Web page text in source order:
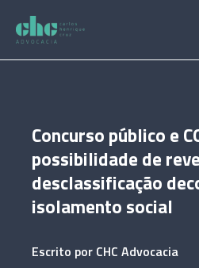
para
conteúdo
Concurso público e
possibilidade de
desclassificação
isolamento social
Escrito por CHC Advocacia